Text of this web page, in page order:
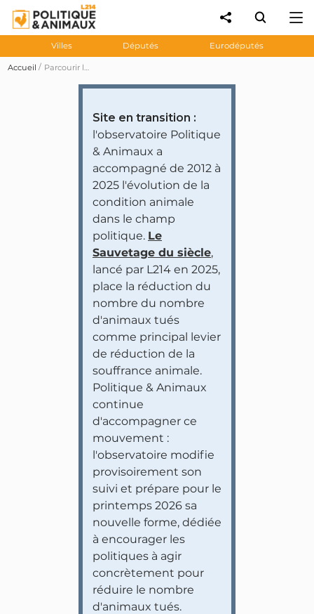
Villes Députés Eurodéputés
Accueil Parcourir les prises de position des personnalités et partis politiques
Site en transition :
l'observatoire Politique
& Animaux a
accompagné de 2012 à
2025 l'évolution de la
condition animale
dans le champ
politique. Le
Sauvetage du siècle,
lancé par L214 en 2025,
place la réduction du
nombre du nombre
d'animaux tués
comme principal levier
de réduction de la
souffrance animale.
Politique & Animaux
continue
d'accompagner ce
mouvement :
l'observatoire modifie
provisoirement son
suivi et prépare pour le
printemps 2026 sa
nouvelle forme, dédiée
à encourager les
politiques à agir
concrètement pour
réduire le nombre
d'animaux tués.